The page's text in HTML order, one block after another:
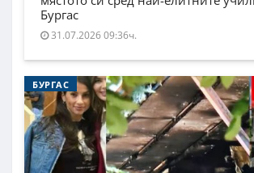
Бургас
31.07.2026 09:36ч.
БУРГАС